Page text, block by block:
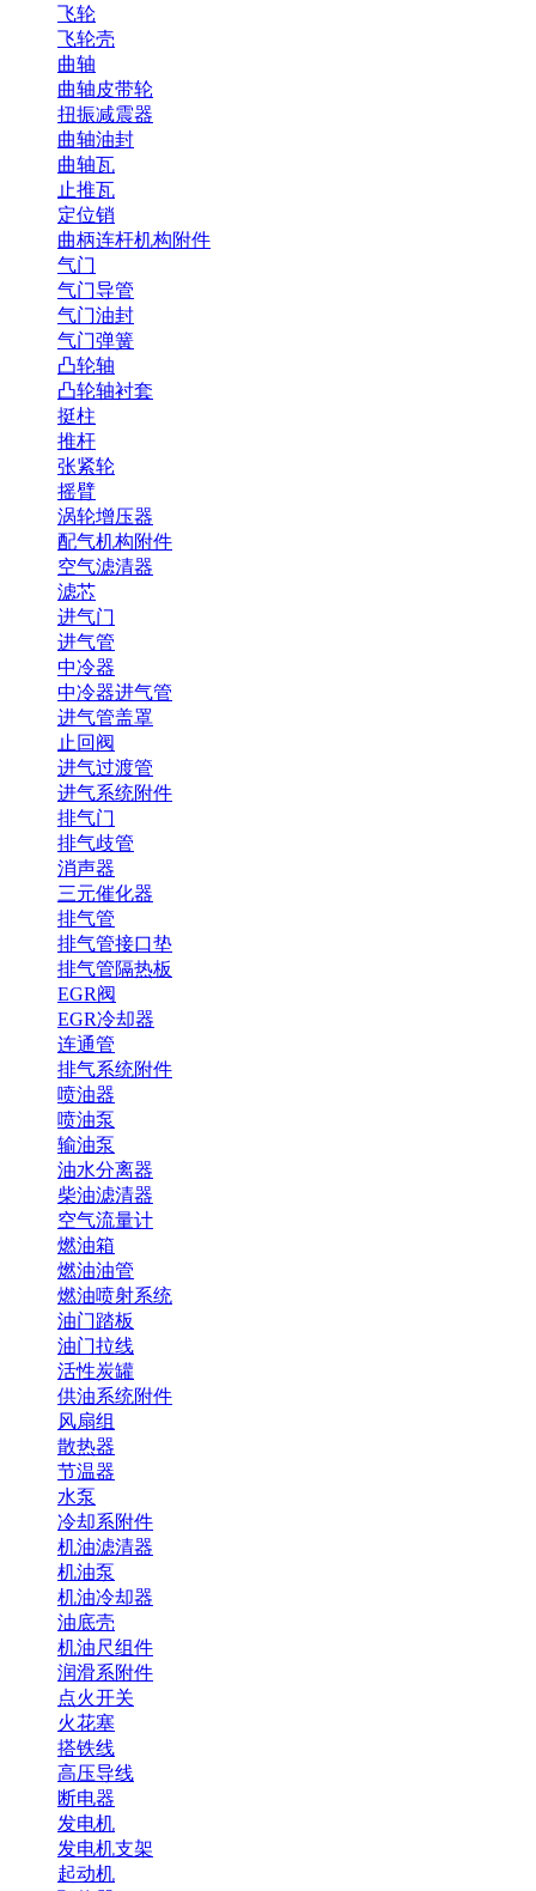
飞轮
飞轮壳
曲轴
曲轴皮带轮
扭振减震器
曲轴油封
曲轴瓦
止推瓦
定位销
曲柄连杆机构附件
气门
气门导管
气门油封
气门弹簧
凸轮轴
凸轮轴衬套
挺柱
推杆
张紧轮
摇臂
涡轮增压器
配气机构附件
空气滤清器
滤芯
进气门
进气管
中冷器
中冷器进气管
进气管盖罩
止回阀
进气过渡管
进气系统附件
排气门
排气歧管
消声器
三元催化器
排气管
排气管接口垫
排气管隔热板
EGR阀
EGR冷却器
连通管
排气系统附件
喷油器
喷油泵
输油泵
油水分离器
柴油滤清器
空气流量计
燃油箱
燃油油管
燃油喷射系统
油门踏板
油门拉线
活性炭罐
供油系统附件
风扇组
散热器
节温器
水泵
冷却系附件
机油滤清器
机油泵
机油冷却器
油底壳
机油尺组件
润滑系附件
点火开关
火花塞
搭铁线
高压导线
断电器
发电机
发电机支架
起动机